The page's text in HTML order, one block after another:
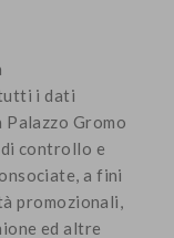
i dati
Gromo
controllo e
a fini
promozionali,
ed altre